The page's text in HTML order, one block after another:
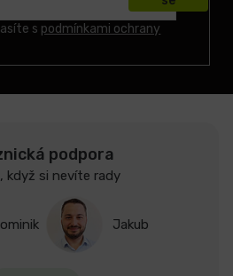
a
c
r
y
v
i
s podmínkami ochrany
podpora
když si nevíte rady
Jakub